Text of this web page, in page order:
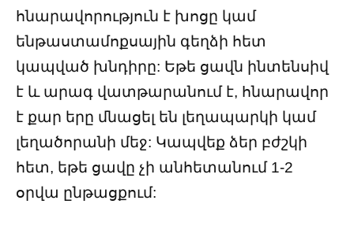
հնարավորություն է խոցը կամ
ենթաստամոքսային գեղձի հետ
կապված խնդիրը: Եթե ​​ցավն ինտենսիվ
է և արագ վատթարանում է, հնարավոր
է քար երը մնացել են լեղապարկի կամ
լեղածորանի մեջ: Կապվեք ձեր բժշկի
հետ, եթե ցավը չի անհետանում 1-2
օրվա ընթացքում: